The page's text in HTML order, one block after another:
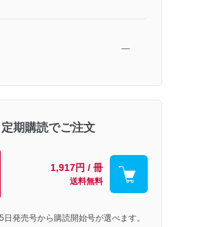
―
定期購読でご注文
1,917円 / 冊
送料無料
発売号から購読開始号が選べます。